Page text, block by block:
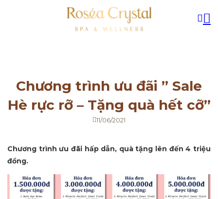
Chương trình ưu đãi ” Sale
Hè rực rỡ – Tặng quà hết cỡ”
11/06/2021
Chương trình ưu đãi hấp dẫn, quà tặng lên đến 4 triệu
đồng.